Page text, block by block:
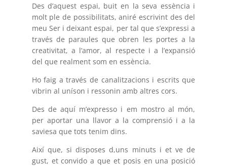
Des d’aquest espai, buit en la seva essència i
molt ple de possibilitats, aniré escrivint des del
meu Ser i deixant espai, per tal que s’expressi a
través de paraules que obren les portes a la
creativitat, a l’amor, al respecte i a l’expansió
del que realment som en essència.
Ho faig a través de canalitzacions i escrits que
vibrin al uníson i ressonin amb altres cors.
Des de aquí m’expresso i em mostro al món,
per aportar una llavor a la comprensió i a la
saviesa que tots tenim dins.
Així que, si disposes d,uns minuts i et ve de
gust, et convido a que et posis en una posició